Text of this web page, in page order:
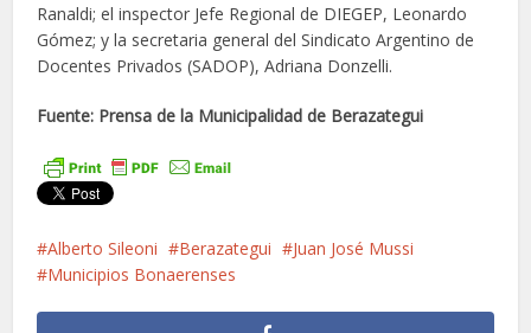
Ranaldi; el inspector Jefe Regional de DIEGEP, Leonardo
Gómez; y la secretaria general del Sindicato Argentino de
Docentes Privados (SADOP), Adriana Donzelli.
Fuente: Prensa de la Municipalidad de Berazategui
Alberto Sileoni Berazategui
Juan José Mussi
Municipios Bonaerenses